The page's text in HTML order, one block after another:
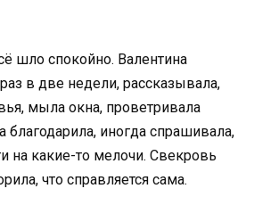
шло спокойно. Валентина
в две недели, рассказывала,
мыла окна, проветривала
благодарила, иногда спрашивала,
на какие-то мелочи. Свекровь
что справляется сама.